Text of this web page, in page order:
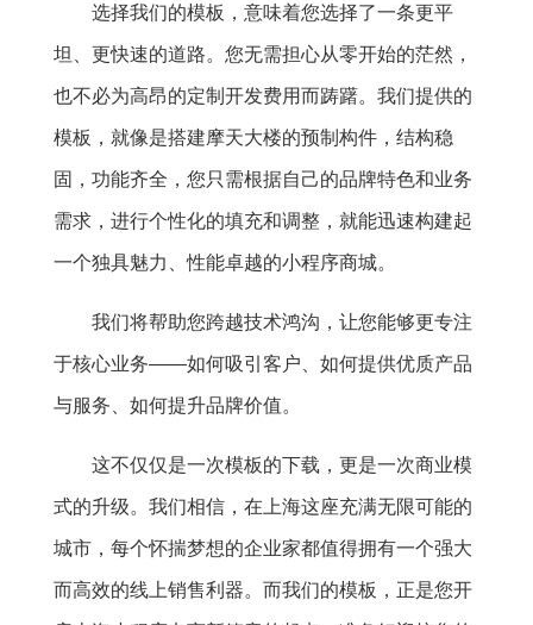
选择我们的模板，意味着您选择了一条更平
坦、更快速的道路。您无需担心从零开始的茫然，
也不必为高昂的定制开发费用而踌躇。我们提供的
模板，就像是搭建摩天大楼的预制构件，结构稳
固，功能齐全，您只需根据自己的品牌特色和业务
需求，进行个性化的填充和调整，就能迅速构建起
一个独具魅力、性能卓越的小程序商城。
我们将帮助您跨越技术鸿沟，让您能够更专注
于核心业务——如何吸引客户、如何提供优质产品
与服务、如何提升品牌价值。
这不仅仅是一次模板的下载，更是一次商业模
式的升级。我们相信，在上海这座充满无限可能的
城市，每个怀揣梦想的企业家都值得拥有一个强大
而高效的线上销售利器。而我们的模板，正是您开